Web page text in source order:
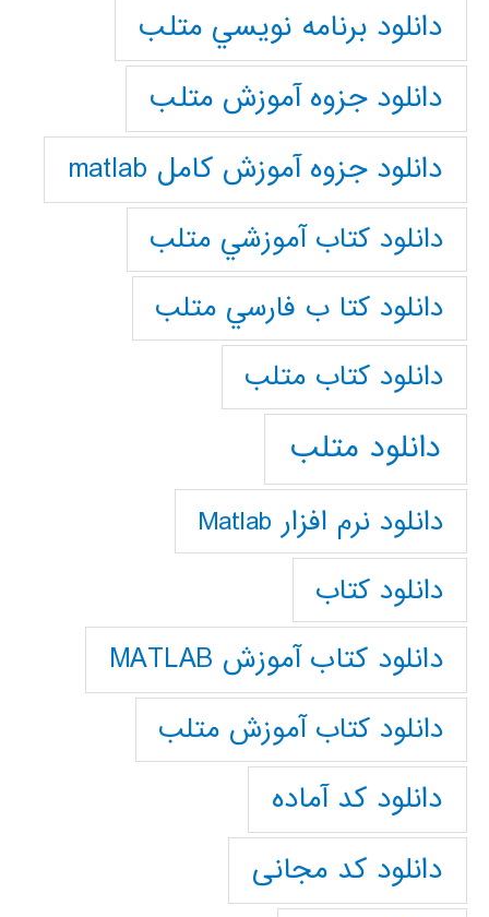
دانلود برنامه نويسي متلب
دانلود جزوه آموزش متلب
دانلود جزوه آموزش کامل matlab
دانلود كتاب آموزشي متلب
دانلود كتا ب فارسي متلب
دانلود كتاب متلب
دانلود متلب
دانلود نرم افزار Matlab
دانلود کتاب
دانلود کتاب آموزش MATLAB
دانلود کتاب آموزش متلب
دانلود کد آماده
دانلود کد مجانی